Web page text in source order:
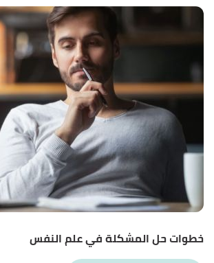
خطوات حل المشكلة في علم النفس